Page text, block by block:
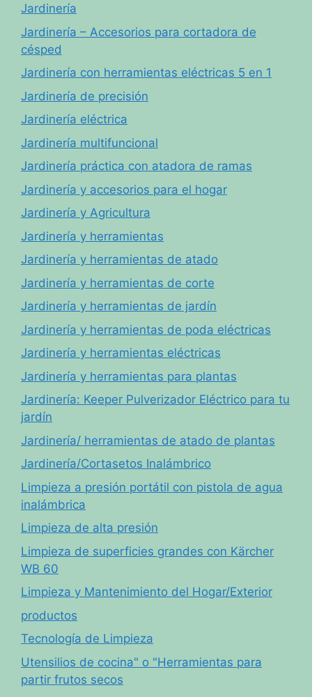
Jardinería
Jardinería – Accesorios para cortadora de
césped
Jardinería con herramientas eléctricas 5 en 1
Jardinería de precisión
Jardinería eléctrica
Jardinería multifuncional
Jardinería práctica con atadora de ramas
Jardinería y accesorios para el hogar
Jardinería y Agricultura
Jardinería y herramientas
Jardinería y herramientas de atado
Jardinería y herramientas de corte
Jardinería y herramientas de jardín
Jardinería y herramientas de poda eléctricas
Jardinería y herramientas eléctricas
Jardinería y herramientas para plantas
Jardinería: Keeper Pulverizador Eléctrico para tu
jardín
Jardinería/ herramientas de atado de plantas
Jardinería/Cortasetos Inalámbrico
Limpieza a presión portátil con pistola de agua
inalámbrica
Limpieza de alta presión
Limpieza de superficies grandes con Kärcher
WB 60
Limpieza y Mantenimiento del Hogar/Exterior
productos
Tecnología de Limpieza
Utensilios de cocina" o "Herramientas para
partir frutos secos